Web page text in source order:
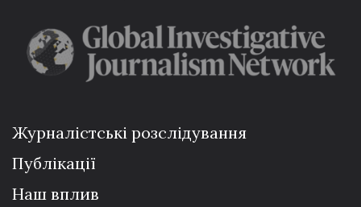
Журналістські розслідування
Публікації
Наш вплив